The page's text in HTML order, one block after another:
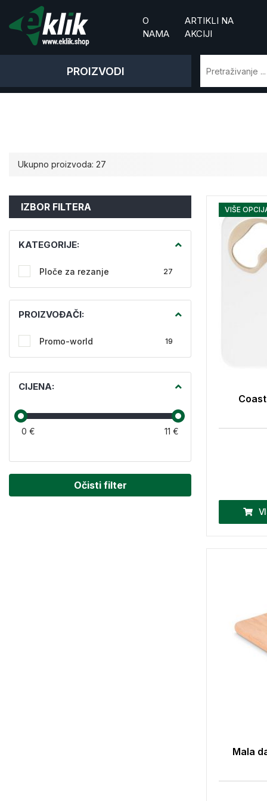
O
NAMA
ARTIKLI NA
AKCIJI
PROIZVODI
Ukupno proizvoda: 27
IZBOR FILTERA
KATEGORIJE:
Ploče za rezanje 27
PROIZVOĐAČI:
Promo-world 19
CIJENA:
0 € 11 €
Očisti filter
VIŠE
Mala